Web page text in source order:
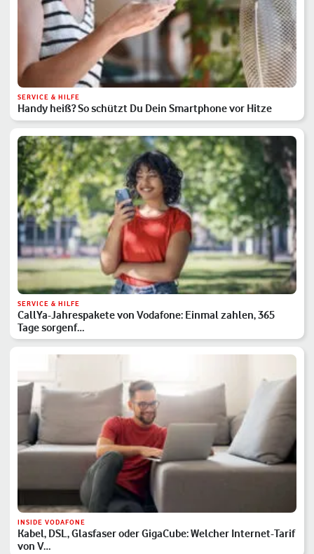
SERVICE & HILFE
Handy heiß? So schützt Du Dein Smartphone vor Hitze
SERVICE & HILFE
CallYa-Jahrespakete von Vodafone: Einmal zahlen, 365
Tage sorgenf…
INSIDE VODAFONE
Kabel, DSL, Glasfaser oder GigaCube: Welcher Internet-Tarif
von V…